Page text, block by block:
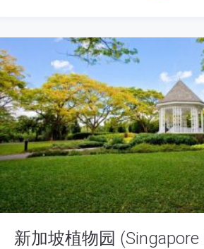
新加坡植物园 (Singapore